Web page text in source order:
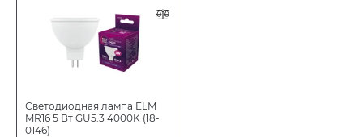
Светодиодная лампа ELM
MR16 5 Вт GU5.3 4000K (18-
0146)